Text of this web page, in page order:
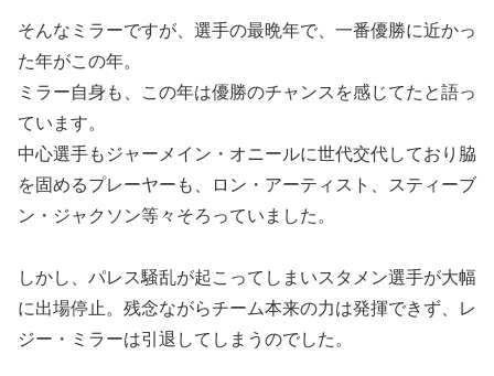
そんなミラーですが、選手の最晩年で、一番優勝に近かっ
た年がこの年。
ミラー自身も、この年は優勝のチャンスを感じてたと語っ
ています。
中心選手もジャーメイン・オニールに世代交代しており脇
を固めるプレーヤーも、ロン・アーティスト、スティーブ
ン・ジャクソン等々そろっていました。
しかし、パレス騒乱が起こってしまいスタメン選手が大幅
に出場停止。残念ながらチーム本来の力は発揮できず、レ
ジー・ミラーは引退してしまうのでした。